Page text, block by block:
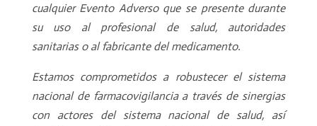
cualquier Evento Adverso que se presente durante
su uso al profesional de salud, autoridades
sanitarias o al fabricante del medicamento.
Estamos comprometidos a robustecer el sistema
nacional de farmacovigilancia a través de sinergias
con actores del sistema nacional de salud, así